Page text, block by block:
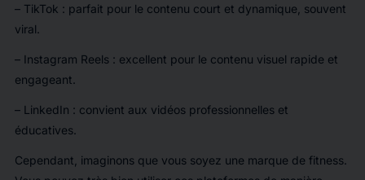
– TikTok : parfait pour le contenu court et dynamique, souvent
viral.
– Instagram Reels : excellent pour le contenu visuel rapide et
engageant.
– LinkedIn : convient aux vidéos professionnelles et
éducatives.
Cependant, imaginons que vous soyez une marque de fitness.